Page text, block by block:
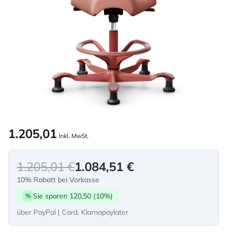
1.205,01 Inkl. MwSt.
1.205,01 €1.084,51 €
10% Rabatt bei Vorkasse
% Sie sparen 120,50 (10%)
über PayPal | Card, Klarnapaylater